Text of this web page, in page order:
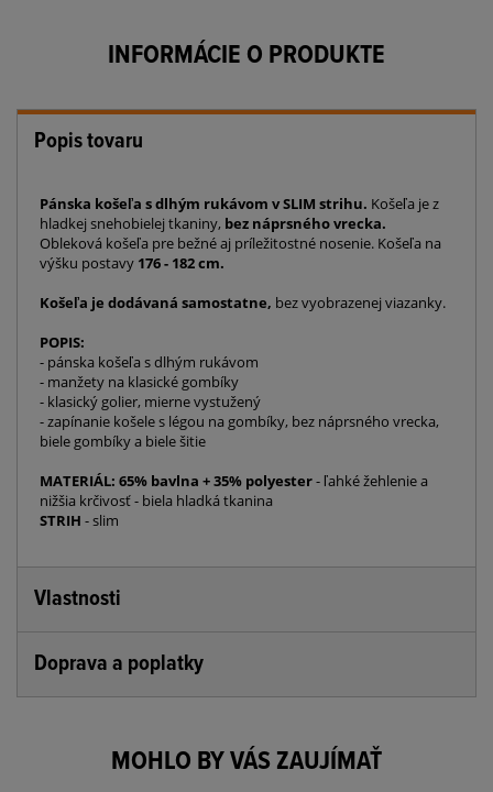
INFORMÁCIE O PRODUKTE
Popis tovaru
Pánska košeľa s dlhým rukávom v SLIM strihu. Košeľa je z
hladkej snehobielej tkaniny, bez náprsného vrecka.
Obleková košeľa pre bežné aj príležitostné nosenie. Košeľa na
výšku postavy 176 - 182 cm.
Košeľa je dodávaná samostatne, bez vyobrazenej viazanky.
POPIS:
- pánska košeľa s dlhým rukávom
- manžety na klasické gombíky
- klasický golier, mierne vystužený
- zapínanie košele s légou na gombíky, bez náprsného vrecka,
biele gombíky a biele šitie
MATERIÁL: 65% bavlna + 35% polyester- ľahké žehlenie a
nižšia krčivosť - biela hladká tkanina
STRIH - slim
Vlastnosti
Doprava a poplatky
MOHLO BY VÁS ZAUJÍMAŤ